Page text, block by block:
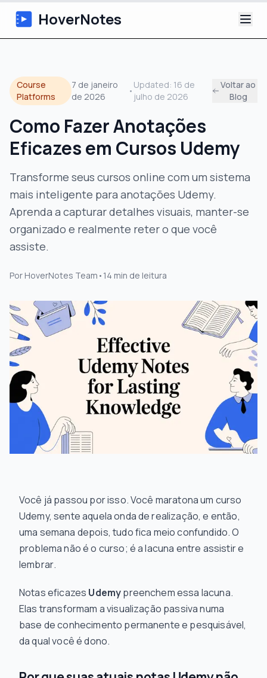
HoverNotes
Extension
Notas de Vídeo com IA
Tutoriais
Sobre
Blog
Course
Platforms
7 de janeiro
de 2026
•
Updated: 16 de
julho de 2026
Voltar ao
Blog
Como Fazer Anotações
Eficazes em Cursos Udemy
Transforme seus cursos online com um sistema
mais inteligente para anotações Udemy.
Aprenda a capturar detalhes visuais, manter-se
organizado e realmente reter o que você
assiste.
Por HoverNotes Team • 14 min de leitura
Você já passou por isso. Você maratona um curso
Udemy, sente aquela onda de realização, e então,
uma semana depois, tudo fica meio confundido. O
problema não é o curso; é a lacuna entre assistire
lembrar.
Notas eficazes Udemypreenchem essa lacuna.
Elas transformam a visualização passiva numa
base de conhecimento permanente e pesquisável,
da qual você é dono.